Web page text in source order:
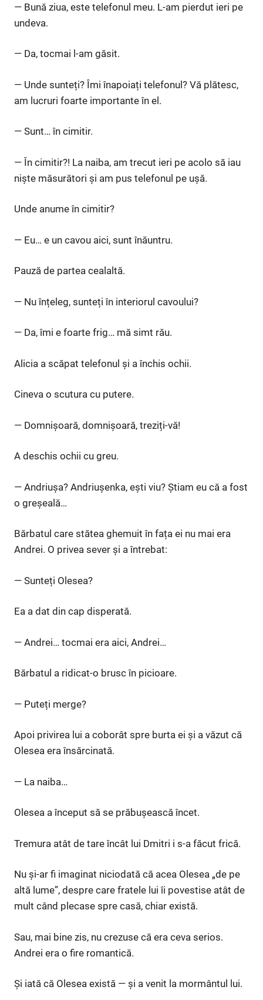
— Bună ziua, este telefonul meu. L-am pierdut ieri pe
undeva.
— Da, tocmai l-am găsit.
— Unde sunteți? Îmi înapoiați telefonul? Vă plătesc,
am lucruri foarte importante în el.
— Sunt… în cimitir.
— În cimitir?! La naiba, am trecut ieri pe acolo să iau
niște măsurători și am pus telefonul pe ușă.
Unde anume în cimitir?
— Eu… e un cavou aici, sunt înăuntru.
Pauză de partea cealaltă.
— Nu înțeleg, sunteți în interiorul cavoului?
— Da, îmi e foarte frig… mă simt rău.
Alicia a scăpat telefonul și a închis ochii.
Cineva o scutura cu putere.
— Domnișoară, domnișoară, treziți-vă!
A deschis ochii cu greu.
— Andriușa? Andriușenka, ești viu? Știam eu că a fost
o greșeală…
Bărbatul care stătea ghemuit în fața ei nu mai era
Andrei. O privea sever și a întrebat:
— Sunteți Olesea?
Ea a dat din cap disperată.
— Andrei… tocmai era aici, Andrei…
Bărbatul a ridicat-o brusc în picioare.
— Puteți merge?
Apoi privirea lui a coborât spre burta ei și a văzut că
Olesea era însărcinată.
— La naiba…
Olesea a început să se prăbușească încet.
Tremura atât de tare încât lui Dmitri i s-a făcut frică.
Nu și-ar fi imaginat niciodată că acea Olesea „de pe
altă lume”, despre care fratele lui îi povestise atât de
mult când plecase spre casă, chiar există.
Sau, mai bine zis, nu crezuse că era ceva serios.
Andrei era o fire romantică.
Și iată că Olesea există — și a venit la mormântul lui.